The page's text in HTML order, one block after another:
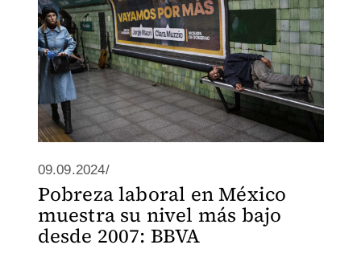
09.09.2024/
Pobreza laboral en México
muestra su nivel más bajo
desde 2007: BBVA